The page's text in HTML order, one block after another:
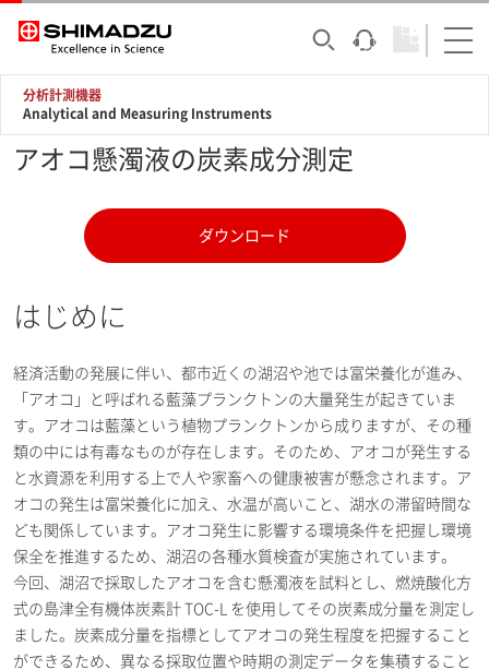
分析計測機器
Analytical and Measuring Instruments
アオコ懸濁液の炭素成分測定
ダウンロード
はじめに
経済活動の発展に伴い、都市近くの湖沼や池では富栄養化が進み、
「アオコ」と呼ばれる藍藻プランクトンの大量発生が起きていま
す。アオコは藍藻という植物プランクトンから成りますが、その種
類の中には有毒なものが存在します。そのため、アオコが発生する
と水資源を利用する上で人や家畜への健康被害が懸念されます。ア
オコの発生は富栄養化に加え、水温が高いこと、湖水の滞留時間な
ども関係しています。アオコ発生に影響する環境条件を把握し環境
保全を推進するため、湖沼の各種水質検査が実施されています。
今回、湖沼で採取したアオコを含む懸濁液を試料とし、燃焼酸化方
式の島津全有機体炭素計 TOC-L を使用してその炭素成分量を測定し
ました。炭素成分量を指標としてアオコの発生程度を把握すること
ができるため、異なる採取位置や時期の測定データを集積すること